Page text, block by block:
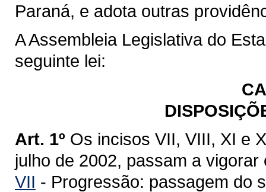
Paraná, e adota outras
A Assembleia Legislativa do
seguinte lei:
Art. 1º Os incisos VII, VIII, XI e
julho de 2002, passam a
VII - Progressão: passagem do